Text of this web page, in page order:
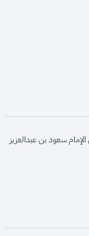
opens in
سعود بن عبدالعزيز